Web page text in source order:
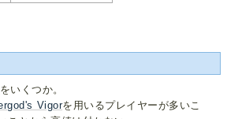
をいくつか。
Vigorを用いるプレイヤーが多いこ